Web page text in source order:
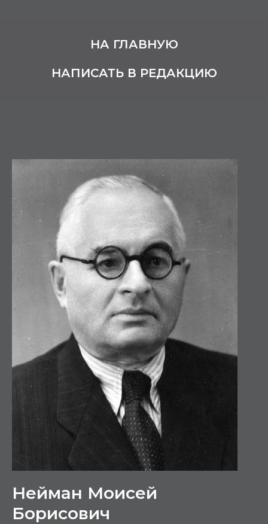
НА ГЛАВНУЮ
НАПИСАТЬ В РЕДАКЦИЮ
Нейман Моисей
Борисович